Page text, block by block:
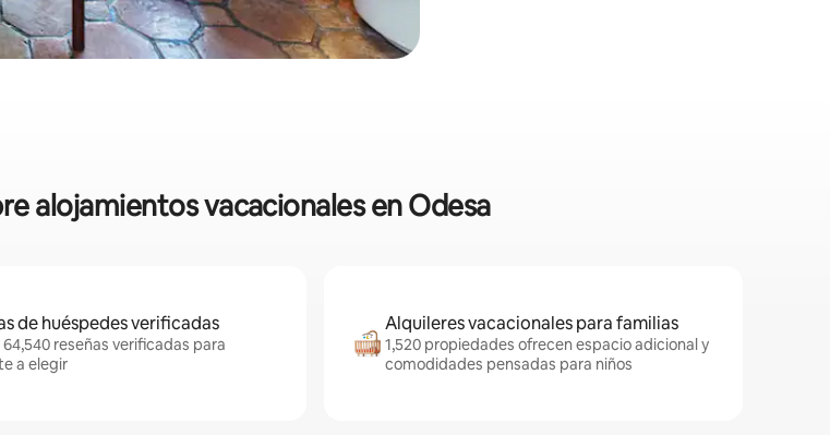
alojamientos vacacionales en Odesa
de huéspedes verificadas
64,540 reseñas verificadas para
a elegir
Alquileres vacacionales para familias
1,520 propiedades ofrecen espacio adicional y
comodidades pensadas para niños